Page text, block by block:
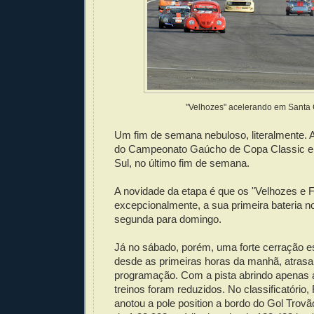
"Velhozes" acelerando em Santa
Um fim de semana nebuloso, literalmente.
do Campeonato Gaúcho de Copa Classic
Sul, no último fim de semana.
A novidade da etapa é que os "Velhozes e
excepcionalmente, a sua primeira bateria
segunda para domingo.
Já no sábado, porém, uma forte cerração
desde as primeiras horas da manhã,
programação. Com a pista abrindo apenas
treinos foram reduzidos. No classificatório,
anotou a pole position a bordo do Gol